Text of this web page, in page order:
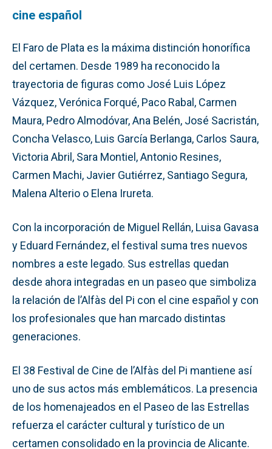
cine español
El Faro de Plata es la máxima distinción honorífica
del certamen. Desde 1989 ha reconocido la
trayectoria de figuras como José Luis López
Vázquez, Verónica Forqué, Paco Rabal, Carmen
Maura, Pedro Almodóvar, Ana Belén, José Sacristán,
Concha Velasco, Luis García Berlanga, Carlos Saura,
Victoria Abril, Sara Montiel, Antonio Resines,
Carmen Machi, Javier Gutiérrez, Santiago Segura,
Malena Alterio o Elena Irureta.
Con la incorporación de Miguel Rellán, Luisa Gavasa
y Eduard Fernández, el festival suma tres nuevos
nombres a este legado. Sus estrellas quedan
desde ahora integradas en un paseo que simboliza
la relación de l’Alfàs del Pi con el cine español y con
los profesionales que han marcado distintas
generaciones.
El 38 Festival de Cine de l’Alfàs del Pi mantiene así
uno de sus actos más emblemáticos. La presencia
de los homenajeados en el Paseo de las Estrellas
refuerza el carácter cultural y turístico de un
certamen consolidado en la provincia de Alicante.